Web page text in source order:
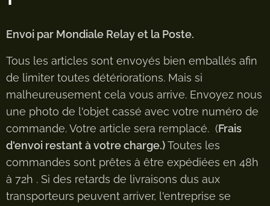
Envoi par Mondiale Relay et la Poste.
Tous les articles sont envoyés bien emballés afin
de limiter toutes détériorations. Mais si
malheureusement cela vous arrive. Envoyez nous
une photo de l'objet cassé avec votre numéro de
commande. Votre article sera remplacé. (Frais
d'envoi restant à votre charge.)Toutes les
commandes sont prêtes à être expédiées en 48h
à 72h . Si des retards de livraisons dus aux
transporteurs peuvent arriver, l'entreprise se